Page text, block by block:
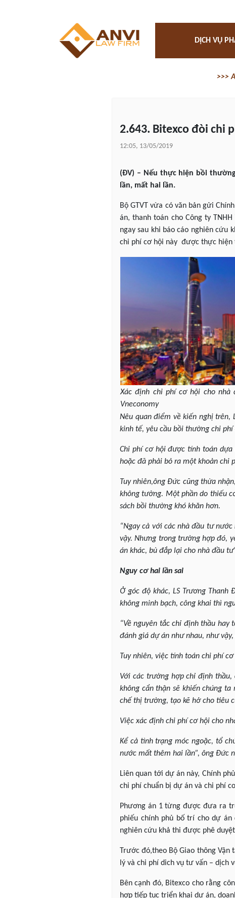
DỊCH VỤ
>>>
2.643. Bitexco đòi chi
12:05, 13/05/2019
(ĐV) – Nếu thực hiện bồi
lần, mất hai lần.
Bộ GTVT vừa có văn bản gửi
án, thanh toán cho Công ty
ngay sau khi báo cáo nghiên cứu
chi phí cơ hội này được thực hiện
Xác định chi phí cơ hội cho nhà
Vneconomy
Nêu quan điểm về kiến nghị trên,
kinh tế, yêu cầu bồi thường chi
Chi phí cơ hội được tính toán
hoặc đã phải bỏ ra một khoản chi
Tuy nhiên,ông Đức cũng thừa
không tưởng. Một phần do thiếu
sách bồi thường khó khăn hơn.
“Ngay cả với các nhà đầu tư
vậy. Nhưng trong trường hợp đó,
án khác, bù đắp lại cho nhà đầu
Nguy cơ hai lần sai
Ở góc độ khác, LS Trương
không minh bạch, công khai thì
“Về nguyên tắc chỉ định thầu
đánh giá dự án như nhau, như
Tuy nhiên, việc tính toán chi phí
Với các trường hợp chỉ định
không cẩn thận sẽ khiến chúng
chế thị trường, tạo kẽ hở cho tiêu
Việc xác định chi phí cơ hội cho
Kể cả tình trạng móc ngoặc, tổ
nước mất thêm hai lần”, ông Đức
Liên quan tới dự án này, Chính
chi phí chuẩn bị dự án và chi phí
Phương án 1 từng được đưa ra
phiếu chính phủ bố trí cho dự
nghiên cứu khả thi được phê
Trước đó,theo Bộ Giao thông
lý và chi phí dich vụ tư vấn – dịch
Bên cạnh đó, Bitexco cho rằng
hợp tiếp tục triển khai dự án,